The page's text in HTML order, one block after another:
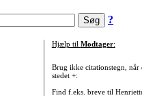
?
Hjælp til Modtager:
Brug ikke citationstegn, når
stedet +:
Find f.eks. breve til